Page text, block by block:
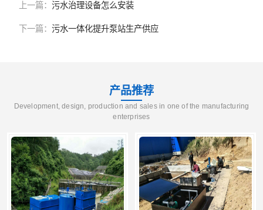
上一篇： 污水治理设备怎么安装
下一篇： 污水一体化提升泵站生产供应
产品推荐
Development, design, production and sales in one of the manufacturing
enterprises